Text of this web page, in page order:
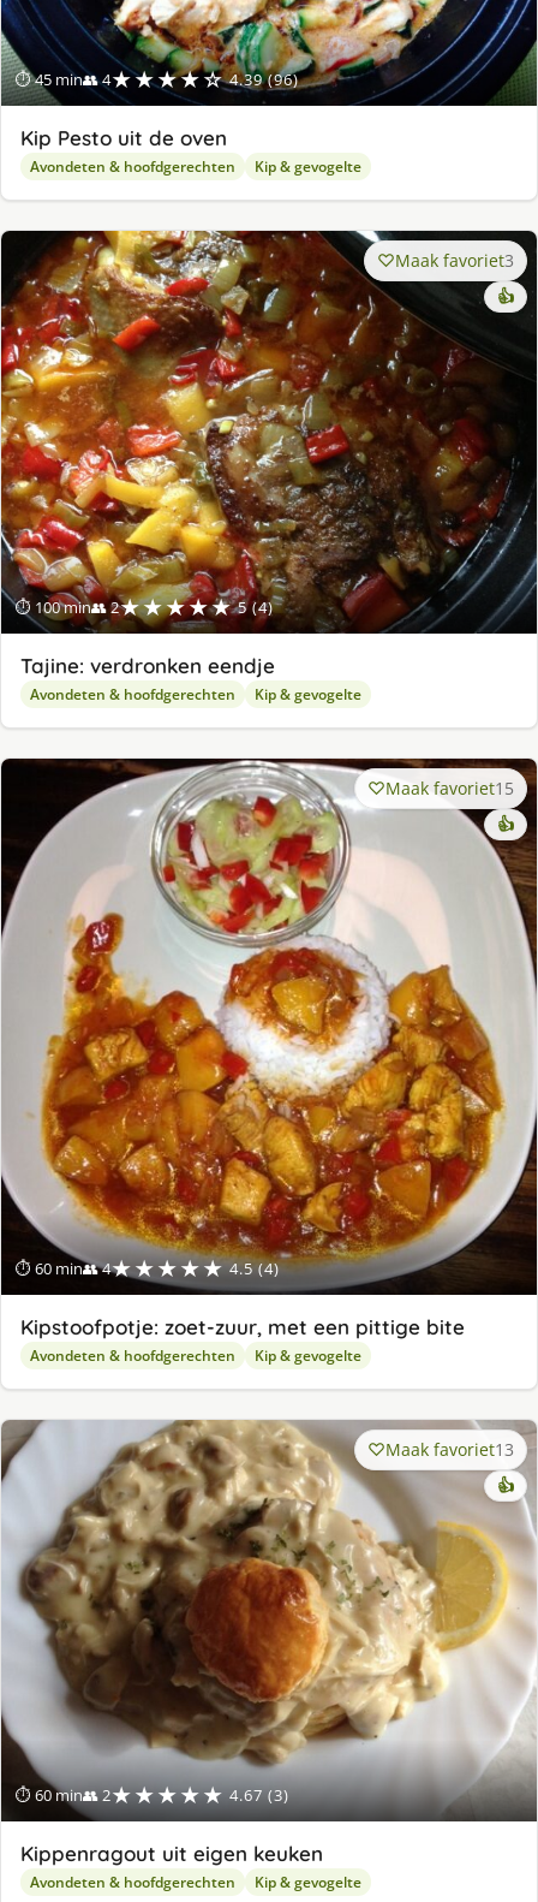
⏱ 45 min👥 4★★★★☆ 4.39 (96)
Kip Pesto uit de oven
Avondeten & hoofdgerechten Kip & gevogelte
⏱ 100 min👥 2★★★★★ 5 (4)
Maak favoriet3
👍
Tajine: verdronken eendje
Avondeten & hoofdgerechten Kip & gevogelte
⏱ 60 min👥 4★★★★★ 4.5 (4)
Maak favoriet15
👍
Kipstoofpotje: zoet-zuur, met een pittige bite
Avondeten & hoofdgerechten Kip & gevogelte
⏱ 60 min👥 2★★★★★ 4.67 (3)
Maak favoriet13
👍
Kippenragout uit eigen keuken
Avondeten & hoofdgerechten Kip & gevogelte